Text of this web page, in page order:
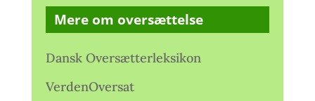
Mere om oversættelse
Dansk Oversætterleksikon
VerdenOversat